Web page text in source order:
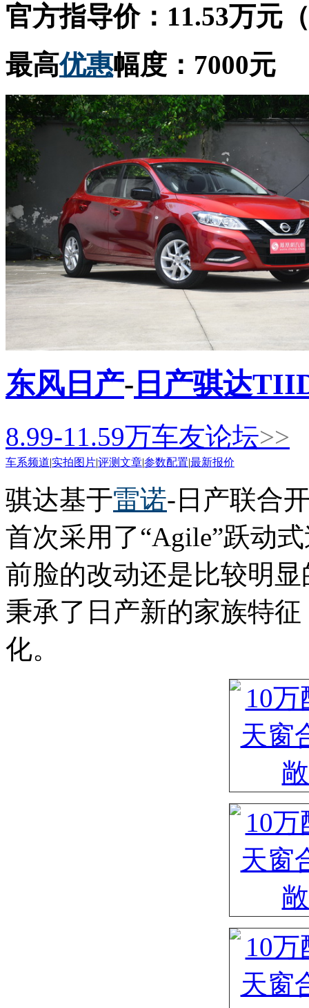
官方指导价：11.53万元（
最高优惠幅度：7000元
东风日产- 日产骐达
8.99-11.59万车友论坛>>
车系频道|实拍图片|评测文章|参数配置|最新报价
骐达基于雷诺-日产联合
首次采用了“Agile”跃动
前脸的改动还是比较明
秉承了日产新的家族特
化。